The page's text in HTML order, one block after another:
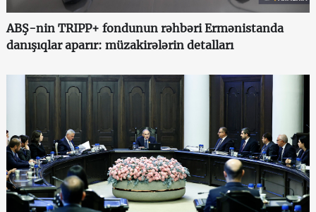
ABŞ-nin TRIPP+ fondunun rəhbəri Ermənistanda
danışıqlar aparır: müzakirələrin detalları